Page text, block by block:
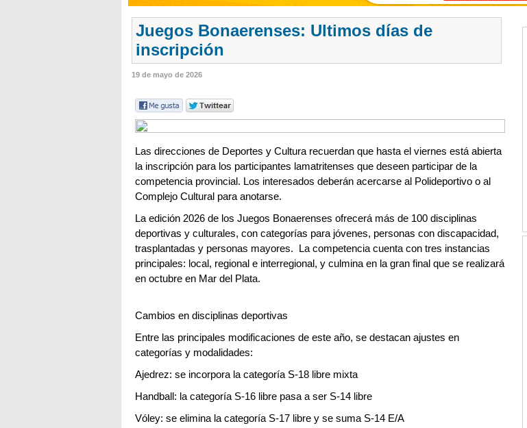
Juegos Bonaerenses: Ultimos días de
inscripción
19 de mayo de 2026
Las direcciones de Deportes y Cultura recuerdan que hasta el viernes está abierta
la inscripción para los participantes lamatritenses que deseen participar de la
competencia provincial. Los interesados deberán acercarse al Polideportivo o al
Complejo Cultural para anotarse.
La edición 2026 de los Juegos Bonaerenses ofrecerá más de 100 disciplinas
deportivas y culturales, con categorías para jóvenes, personas con discapacidad,
trasplantadas y personas mayores. La competencia cuenta con tres instancias
principales: local, regional e interregional, y culmina en la gran final que se realizará
en octubre en Mar del Plata.
Cambios en disciplinas deportivas
Entre las principales modificaciones de este año, se destacan ajustes en
categorías y modalidades:
Ajedrez: se incorpora la categoría S-18 libre mixta
Handball: la categoría S-16 libre pasa a ser S-14 libre
Vóley: se elimina la categoría S-17 libre y se suma S-14 E/A